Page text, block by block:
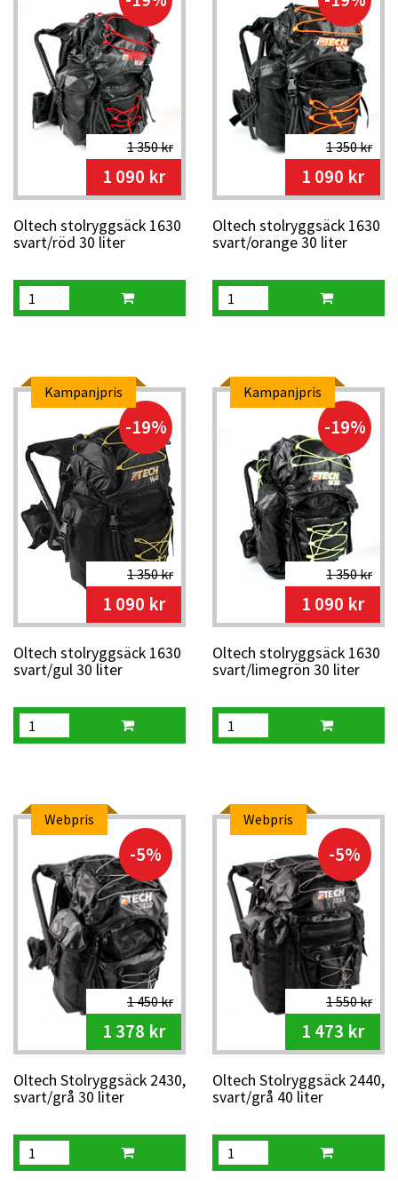
även enmidjeväskaför småsaker. Stolryggsäcken är ett
favoritval bland klubbledare, tränare och orienterare som
ofta är ute på tävlingar och träningar med lång väntetid.
Ryggsäck och fällbar stol i ett – perfekt för vila i
naturen
Volym från ca 30L till 55L – välj efter behov och längd
på turen
Populär vid orientering, fiske, fjäll, jakt och
1 350 kr
1 090 kr
Oltech stolryggsäck 1630
svart/röd 30 liter
1 350 kr
1 090 kr
Oltech stolryggsäck 1630
svart/orange 30 liter
Kampanjpris
-19%
1 350 kr
1 090 kr
Oltech stolryggsäck 1630
svart/gul 30 liter
Kampanjpris
-19%
1 350 kr
1 090 kr
Oltech stolryggsäck 1630
svart/limegrön 30 liter
Webpris
-5%
1 450 kr
1 378 kr
Oltech Stolryggsäck 2430,
svart/grå 30 liter
Webpris
-5%
1 550 kr
1 473 kr
Oltech Stolryggsäck 2440,
svart/grå 40 liter